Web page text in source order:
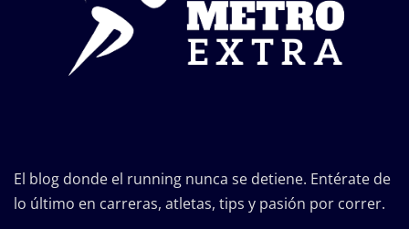
El blog donde el running nunca se detiene. Entérate de
lo último en carreras, atletas, tips y pasión por correr.